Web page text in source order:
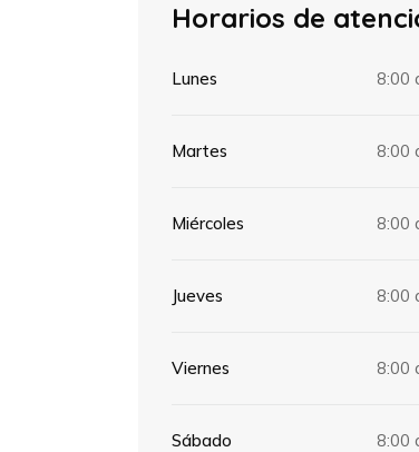
Horarios de
Lunes 8:00
Martes 8:00
Miércoles 8:00
Jueves 8:00
Viernes 8:00
Sábado 8:00